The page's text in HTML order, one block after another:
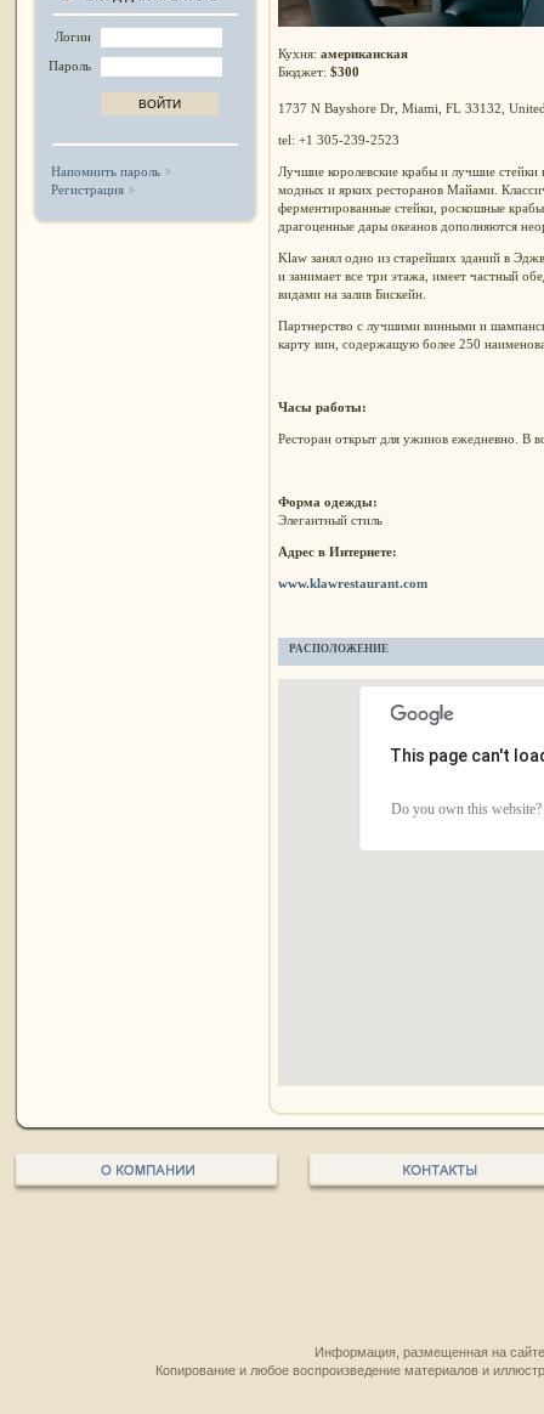
Логин
Пароль
Напомнить пароль
Регистрация
Кухня: американская
Бюджет: $300
1737 N Bayshore Dr, Miami, FL 33132,
tel: +1 305-239-2523
Лучшие королевские крабы и лучшие
модных и ярких ресторанов Майами.
ферментированные стейки, роскошные
драгоценные дары океанов дополняются
Klaw занял одно из старейших зданий в
и занимает все три этажа, имеет частный
видами на залив Бискейн.
Партнерство с лучшими винными и
карту вин, содержащую более 250
Часы работы:
Ресторан открыт для ужинов ежедневно. В
Форма одежды:
Элегантный стиль
Адрес в Интернете:
www.klawrestaurant.com
РАСПОЛОЖЕНИЕ
This page can't
Do you own this website?
Информация, размещенная на
Копирование и любое воспроизведение материалов и